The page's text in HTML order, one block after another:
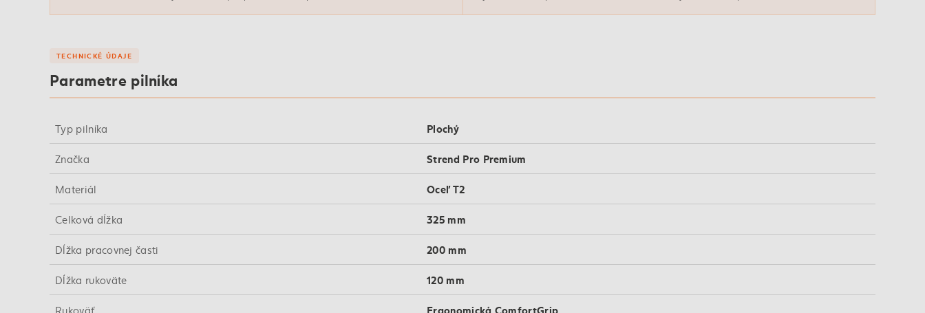
TECHNICKÉ ÚDAJE
Parametre pilníka
Typ pilníka Plochý
Značka Strend Pro Premium
Materiál Oceľ T2
Celková dĺžka 325 mm
Dĺžka pracovnej časti 200 mm
Dĺžka rukoväte 120 mm
Ergonomická ComfortGrip